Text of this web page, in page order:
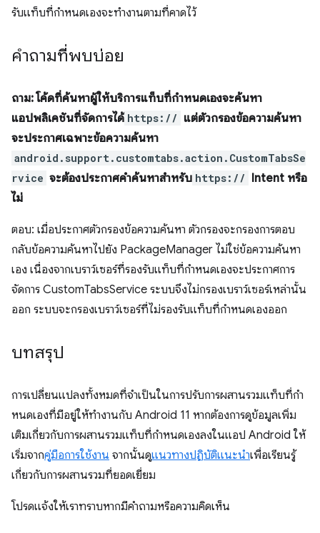
รับแท็บที่กำหนดเองจะทำงานตามที่คาดไว้
คำถามที่พบบ่อย
ถาม: โค้ดที่ค้นหาผู้ให้บริการแท็บที่กำหนดเองจะค้นหา
แอปพลิเคชันที่จัดการได้ https:// แต่ตัวกรองข้อความค้นหา
จะประกาศเฉพาะข้อความค้นหา
android.support.customtabs.action.CustomTabsSe
rvice จะต้องประกาศคําค้นหาสำหรับ https:// Intent หรือ
ไม่
ตอบ: เมื่อประกาศตัวกรองข้อความค้นหา ตัวกรองจะกรองการตอบ
กลับข้อความค้นหาไปยัง PackageManager ไม่ใช่ข้อความค้นหา
เอง เนื่องจากเบราว์เซอร์ที่รองรับแท็บที่กำหนดเองจะประกาศการ
จัดการ CustomTabsService ระบบจึงไม่กรองเบราว์เซอร์เหล่านั้น
ออก ระบบจะกรองเบราว์เซอร์ที่ไม่รองรับแท็บที่กำหนดเองออก
บทสรุป
การเปลี่ยนแปลงทั้งหมดที่จําเป็นในการปรับการผสานรวมแท็บที่กํา
หนดเองที่มีอยู่ให้ทํางานกับ Android 11 หากต้องการดูข้อมูลเพิ่ม
เติมเกี่ยวกับการผสานรวมแท็บที่กำหนดเองลงในแอป Android ให้
เริ่มจากคู่มือการใช้งาน จากนั้นดูแนวทางปฏิบัติแนะนำเพื่อเรียนรู้
เกี่ยวกับการผสานรวมที่ยอดเยี่ยม
โปรดแจ้งให้เราทราบหากมีคำถามหรือความคิดเห็น